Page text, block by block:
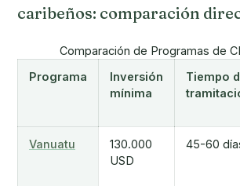
caribeños: comparación
Comparación de Programas de
Programa
Inversión
mínima
Tiempo
Vanuatu
130.000
USD
45-60